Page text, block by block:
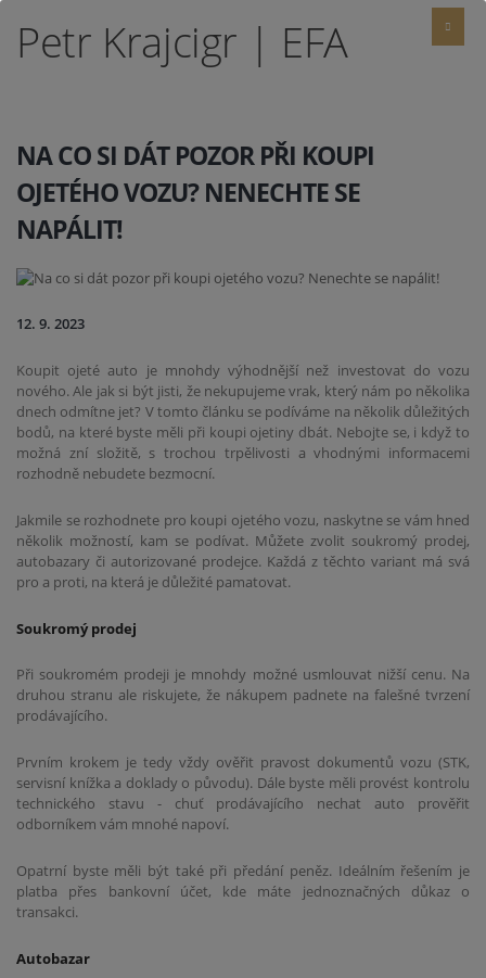
Petr Krajcigr | EFA
NA CO SI DÁT POZOR PŘI KOUPI
OJETÉHO VOZU? NENECHTE SE
NAPÁLIT!
12. 9. 2023
Koupit ojeté auto je mnohdy výhodnější než investovat do vozu
nového. Ale jak si být jisti, že nekupujeme vrak, který nám po několika
dnech odmítne jet? V tomto článku se podíváme na několik důležitých
bodů, na které byste měli při koupi ojetiny dbát. Nebojte se, i když to
možná zní složitě, s trochou trpělivosti a vhodnými informacemi
rozhodně nebudete bezmocní.
Jakmile se rozhodnete pro koupi ojetého vozu, naskytne se vám hned
několik možností, kam se podívat. Můžete zvolit soukromý prodej,
autobazary či autorizované prodejce. Každá z těchto variant má svá
pro a proti, na která je důležité pamatovat.
Soukromý prodej
Při soukromém prodeji je mnohdy možné usmlouvat nižší cenu. Na
druhou stranu ale riskujete, že nákupem padnete na falešné tvrzení
prodávajícího.
Prvním krokem je tedy vždy ověřit pravost dokumentů vozu (STK,
servisní knížka a doklady o původu). Dále byste měli provést kontrolu
technického stavu - chuť prodávajícího nechat auto prověřit
odborníkem vám mnohé napoví.
Opatrní byste měli být také při předání peněz. Ideálním řešením je
platba přes bankovní účet, kde máte jednoznačných důkaz o
transakci.
Autobazar